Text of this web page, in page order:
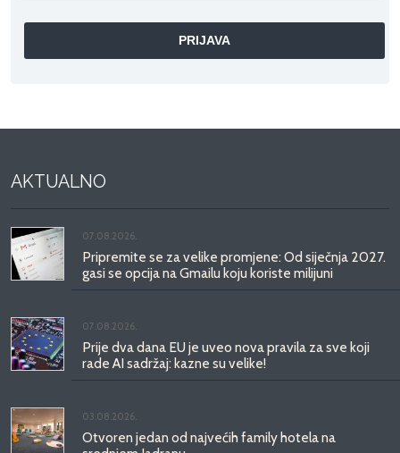
AKTUALNO
07.08.2026.
Pripremite se za velike promjene: Od siječnja 2027.
gasi se opcija na Gmailu koju koriste milijuni
07.08.2026.
Prije dva dana EU je uveo nova pravila za sve koji
rade AI sadržaj: kazne su velike!
03.08.2026.
Otvoren jedan od najvećih family hotela na